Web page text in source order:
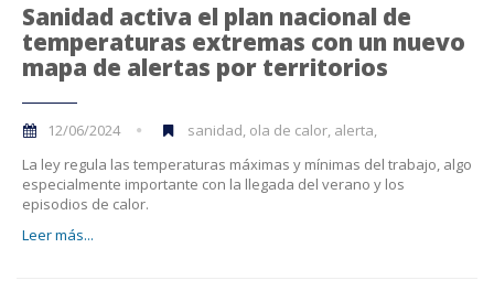
Sanidad activa el plan nacional de
temperaturas extremas con un nuevo
mapa de alertas por territorios
12/06/2024
sanidad, ola de calor, alerta,
La ley regula las temperaturas máximas y mínimas del trabajo, algo
especialmente importante con la llegada del verano y los
episodios de calor.
Leer más...